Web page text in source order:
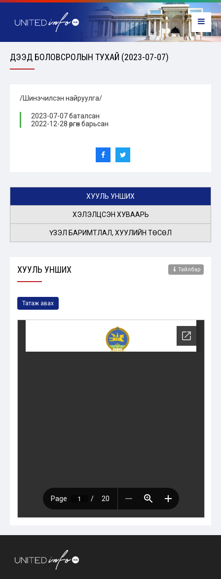
ДЭЭД БОЛОВСРОЛЫН ТУХАЙ (2023-07-07)
/Шинэчилсэн найруулга/
2023-07-07 баталсан
2022-12-28 өргөн барьсан
ХУУЛЬ УНШИХ
ХЭЛЭЛЦСЭН ХУВААРЬ
ҮЗЭЛ БАРИМТЛАЛ, ХУУЛИЙН ТӨСӨЛ
ХУУЛЬ УНШИХ Тайлбар
Татаж авах